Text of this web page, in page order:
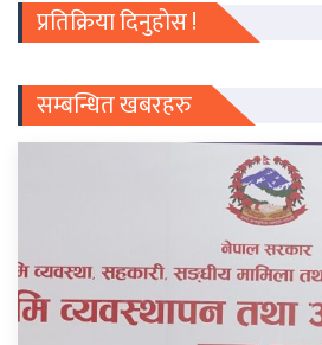
प्रतिक्रिया दिनुहोस !
सम्बन्धित खबरहरु